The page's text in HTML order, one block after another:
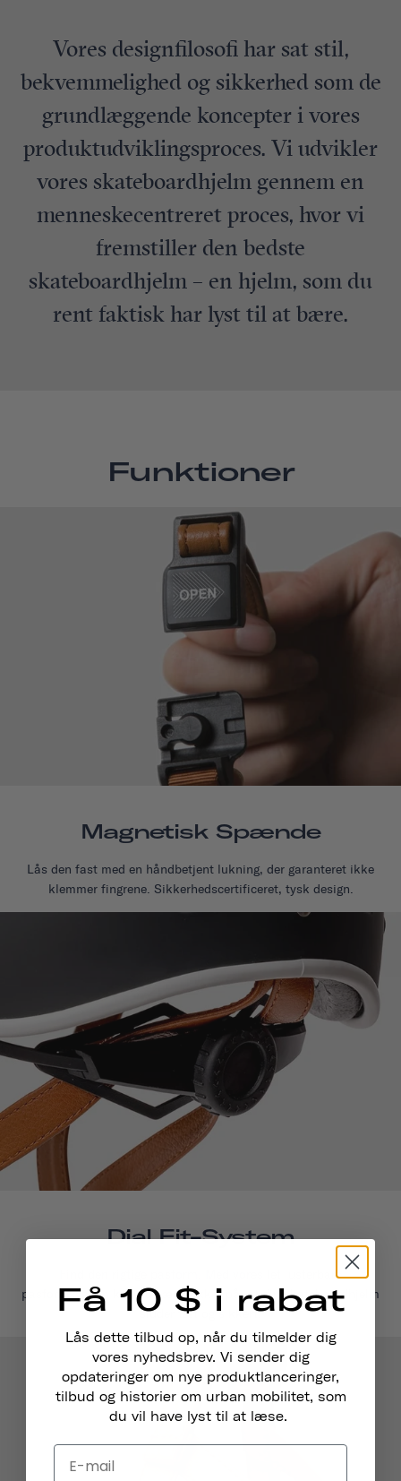
Vores designfilosofi har sat stil,
bekvemmelighed og sikkerhed som de
grundlæggende koncepter i vores
produktudviklingsproces. Vi udvikler
vores skateboardhjelm gennem en
menneskecentreret proces, hvor vi
fremstiller den bedste
skateboardhjelm – en hjelm, som du
rent faktisk har lyst til at bære.
Funktioner
Magnetisk Spænde
Lås den fast med en håndbetjent lukning, der garanteret ikke
klemmer fingrene. Sikkerhedscertificeret, tysk design.
Dial Fit-System
Find den rigtige pasform. Med vores let justerbare
pasformsystem kan du være sikker på, at din skateboardhjelm
sidder tæt og sikkert.
Få 10 $ i rabat
Lås dette tilbud op, når du tilmelder dig
vores nyhedsbrev. Vi sender dig
opdateringer om nye produktlanceringer,
tilbud og historier om urban mobilitet, som
du vil have lyst til at læse.